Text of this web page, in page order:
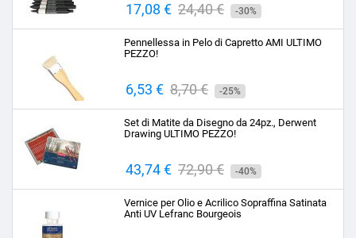
Prezzo
17,08 € Prezzo
base
24,40 € -30%
Pennellessa in Pelo di Capretto AMI ULTIMO
PEZZO!
Prezzo
6,53 € Prezzo
base
8,70 € -25%
Set di Matite da Disegno da 24pz., Derwent
Drawing ULTIMO PEZZO!
Prezzo
43,74 € Prezzo
base
72,90 € -40%
Vernice per Olio e Acrilico Sopraffina Satinata
Anti UV Lefranc Bourgeois